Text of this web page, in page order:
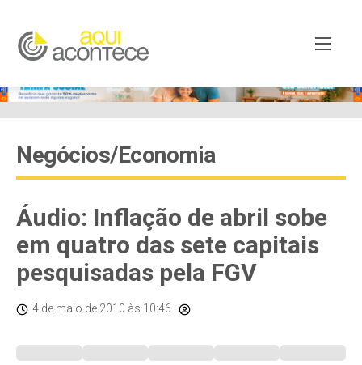
Negócios/Economia
Áudio: Inflação de abril sobe
em quatro das sete capitais
pesquisadas pela FGV
4 de maio de 2010 às 10:46